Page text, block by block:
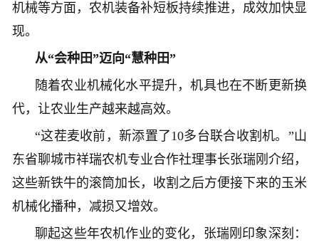
机械等方面，农机装备补短板持续推进，成效加快显
现。
从“会种田”迈向“慧种田”
随着农业机械化水平提升，机具也在不断更新换
代，让农业生产越来越高效。
“这茬麦收前，新添置了10多台联合收割机。”山
东省聊城市祥瑞农机专业合作社理事长张瑞刚介绍，
这些新铁牛的滚筒加长，收割之后方便接下来的玉米
机械化播种，减损又增效。
聊起这些年农机作业的变化，张瑞刚印象深刻：